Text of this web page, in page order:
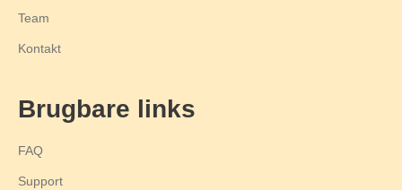
Team
Kontakt
Brugbare links
FAQ
Support